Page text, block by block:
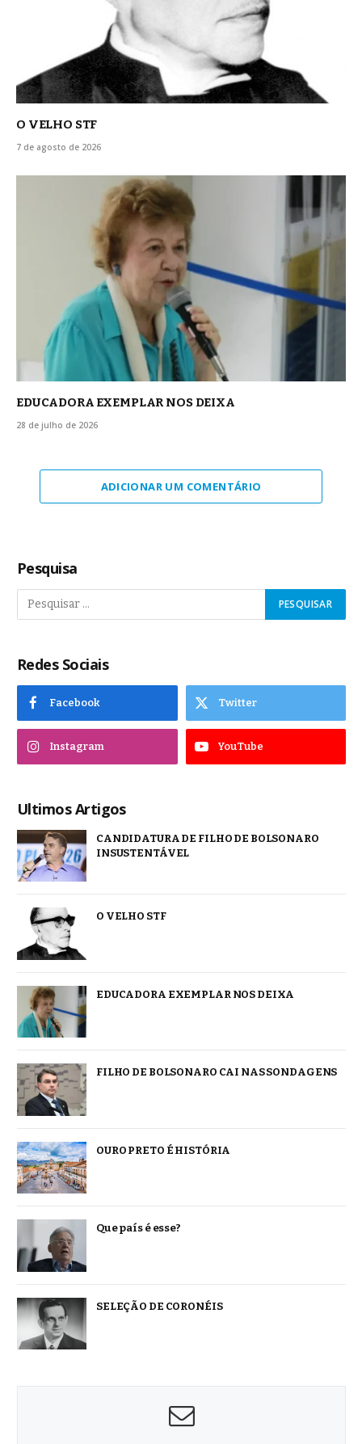
O VELHO STF
7 de agosto de 2026
EDUCADORA EXEMPLAR NOS DEIXA
28 de julho de 2026
ADICIONAR UM COMENTÁRIO
Pesquisa
Redes Sociais
Facebook Twitter
Instagram YouTube
Ultimos Artigos
CANDIDATURA DE FILHO DE BOLSONARO
INSUSTENTÁVEL
O VELHO STF
EDUCADORA EXEMPLAR NOS DEIXA
FILHO DE BOLSONARO CAI NAS SONDAGENS
OURO PRETO É HISTÓRIA
Que país é esse?
SELEÇÃO DE CORONÉIS